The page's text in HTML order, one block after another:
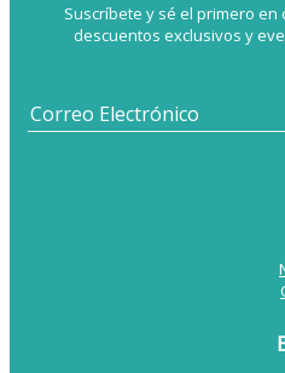
Suscríbete y sé el primero
descuentos exclusivos y